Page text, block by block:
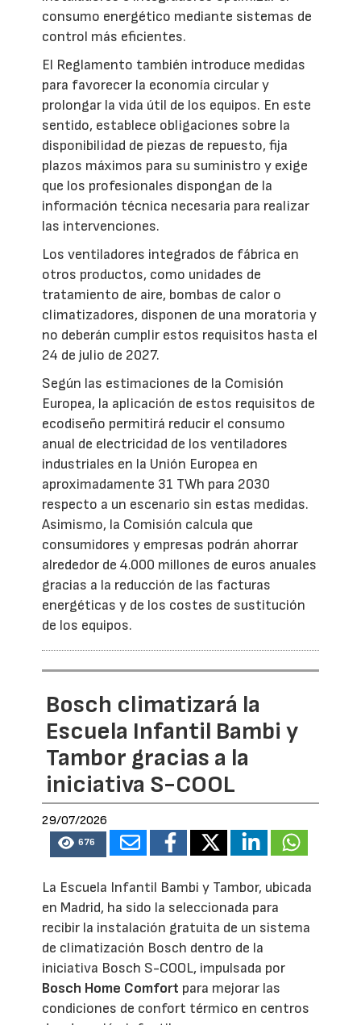
consumo energético mediante sistemas de
control más eficientes.
El Reglamento también introduce medidas
para favorecer la economía circular y
prolongar la vida útil de los equipos. En este
sentido, establece obligaciones sobre la
disponibilidad de piezas de repuesto, fija
plazos máximos para su suministro y exige
que los profesionales dispongan de la
información técnica necesaria para realizar
las intervenciones.
Los ventiladores integrados de fábrica en
otros productos, como unidades de
tratamiento de aire, bombas de calor o
climatizadores, disponen de una moratoria y
no deberán cumplir estos requisitos hasta el
24 de julio de 2027.
Según las estimaciones de la Comisión
Europea, la aplicación de estos requisitos de
ecodiseño permitirá reducir el consumo
anual de electricidad de los ventiladores
industriales en la Unión Europea en
aproximadamente 31 TWh para 2030
respecto a un escenario sin estas medidas.
Asimismo, la Comisión calcula que
consumidores y empresas podrán ahorrar
alrededor de 4.000 millones de euros anuales
gracias a la reducción de las facturas
energéticas y de los costes de sustitución
de los equipos.
Bosch climatizará la
Escuela Infantil Bambi y
Tambor gracias a la
iniciativa S-COOL
29/07/2026
676
La Escuela Infantil Bambi y Tambor, ubicada
en Madrid, ha sido la seleccionada para
recibir la instalación gratuita de un sistema
de climatización Bosch dentro de la
iniciativa Bosch S-COOL, impulsada por
Bosch Home Comfort para mejorar las
condiciones de confort térmico en centros